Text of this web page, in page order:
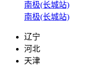
南极(长城站)
南极(长城站)
辽宁
河北
天津